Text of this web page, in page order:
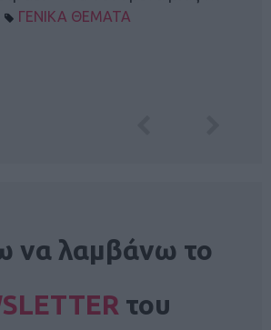
ΓΕΝΙΚΑ ΘΕΜΑΤΑ
να λαμβάνω το
του